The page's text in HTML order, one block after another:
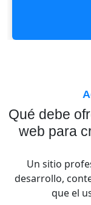
Qué debe
web para
Un sitio
desarrollo,
que el